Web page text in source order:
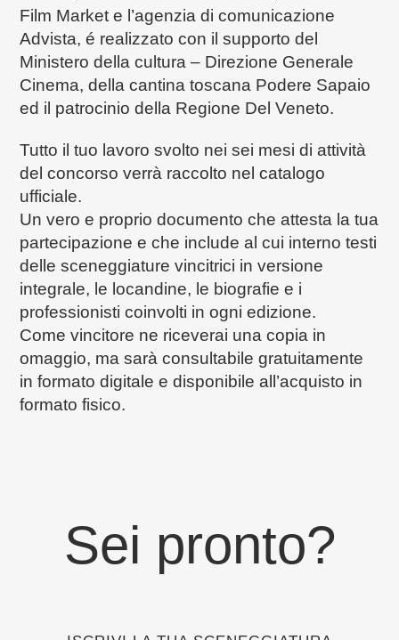
Film Market e l’agenzia di comunicazione
Advista, é realizzato con il supporto del
Ministero della cultura – Direzione Generale
Cinema, della cantina toscana Podere Sapaio
ed il patrocinio della Regione Del Veneto.
Tutto il tuo lavoro svolto nei sei mesi di attività
del concorso verrà raccolto nel catalogo
ufficiale.
Un vero e proprio documento che attesta la tua
partecipazione e che include al cui interno testi
delle sceneggiature vincitrici in versione
integrale, le locandine, le biografie e i
professionisti coinvolti in ogni edizione.
Come vincitore ne riceverai una copia in
omaggio, ma sarà consultabile gratuitamente
in formato digitale e disponibile all’acquisto in
formato fisico.
Sei pronto?